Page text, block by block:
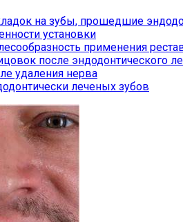
на зубы, прошедшие
установки
применения
после эндодонтического
удаления нерва
леченых зубов